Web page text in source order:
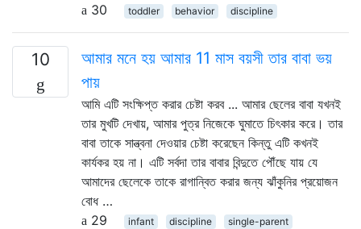
30
toddler behavior discipline
10
আমার মনে হয় আমার 11 মাস বয়সী তার বাবা ভয়
পায়
আমি এটি সংক্ষিপ্ত করার চেষ্টা করব ... আমার ছেলের বাবা যখনই
তার মুখটি দেখায়, আমার পুত্র নিজেকে ঘুমাতে চিৎকার করে। তার
বাবা তাকে সান্ত্বনা দেওয়ার চেষ্টা করেছেন কিন্তু এটি কখনই
কার্যকর হয় না। এটি সর্বদা তার বাবার বিন্দুতে পৌঁছে যায় যে
আমাদের ছেলেকে তাকে রাগান্বিত করার জন্য ঝাঁকুনির প্রয়োজন
বোধ …
29
infant discipline single-parent